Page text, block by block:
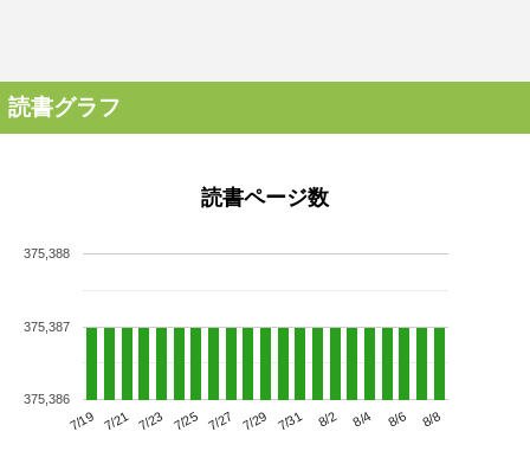
読書グラフ
読書ページ数
7/19 7/21 7/23 7/25 7/27 7/29 7/31 8/2 8/4 8/6 8/8
375,386
375,387
375,388